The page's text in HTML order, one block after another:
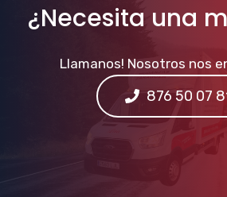
¿Necesita una
Llamanos! Nosotros nos
876 50 07